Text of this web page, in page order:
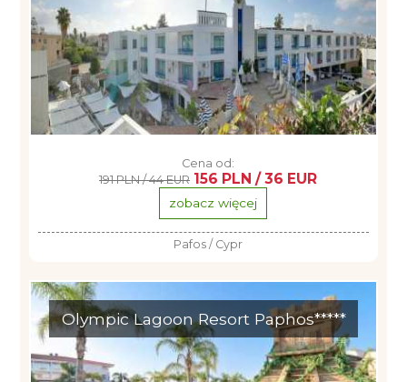
Cena od:
191 PLN / 44 EUR 156 PLN / 36 EUR
zobacz więcej
Pafos / Cypr
Olympic Lagoon Resort Paphos*****